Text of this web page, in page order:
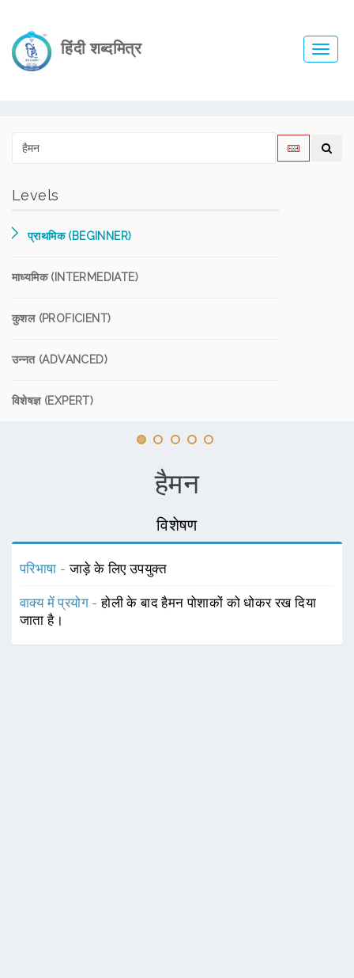
हिंदी शब्दमित्र
Levels
प्राथमिक (BEGINNER)
माध्यमिक (INTERMEDIATE)
कुशल (PROFICIENT)
उन्नत (ADVANCED)
विशेषज्ञ (EXPERT)
हैमन
विशेषण
परिभाषा -जाड़े के लिए उपयुक्त
वाक्य में प्रयोग -होली के बाद हैमन पोशाकों को धोकर रख दिया
जाता है।